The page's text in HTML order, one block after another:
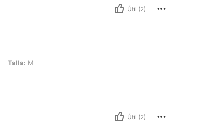
Útil (2)
Talla: M
Útil (2)